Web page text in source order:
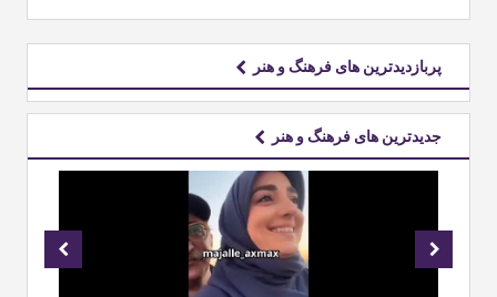
پربازدیدترین های فرهنگ و هنر
جدیدترین های فرهنگ و هنر